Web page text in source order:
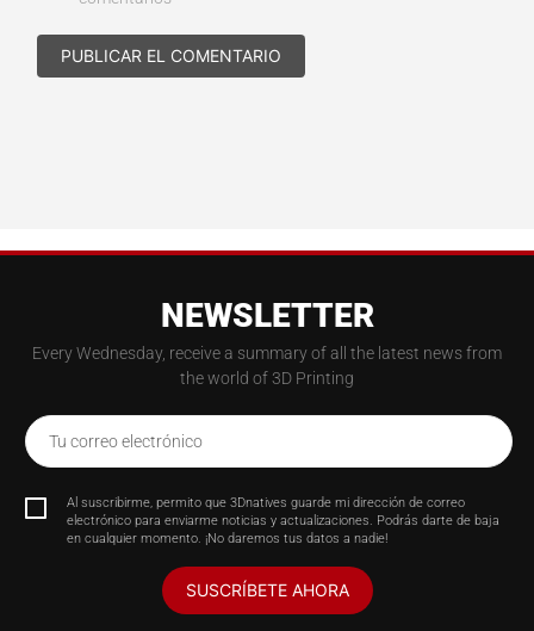
NEWSLETTER
Every Wednesday, receive a summary of all the latest news from
the world of 3D Printing
Tu correo electrónico
Al suscribirme, permito que 3Dnatives guarde mi dirección de correo
electrónico para enviarme noticias y actualizaciones. Podrás darte de baja
en cualquier momento. ¡No daremos tus datos a nadie!
SUSCRÍBETE AHORA